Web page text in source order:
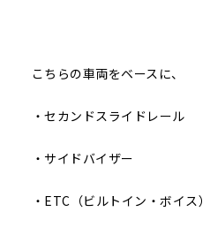
こちらの車両をベースに、
・セカンドスライドレール
・サイドバイザー
・ETC（ビルトイン・ボイス）